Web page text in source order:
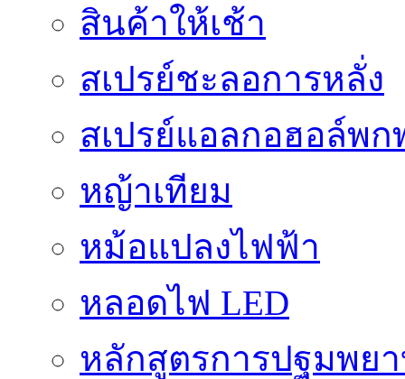
สินค้าให้เช้า
สเปรย์ชะลอการหลั่ง
สเปรย์แอลกอฮอล์พก
หญ้าเทียม
หม้อแปลงไฟฟ้า
หลอดไฟ LED
หลักสูตรการปฐมพย